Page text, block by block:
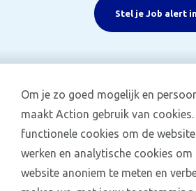
Om je zo goed mogelijk en
maakt Action gebruik van cookies.
functionele cookies om de
werken en analytische cookies
website anoniem te meten en
Stel je Job alert in